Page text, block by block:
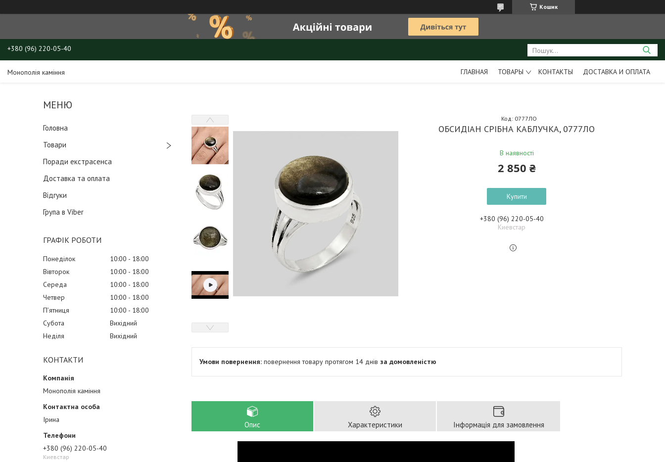
Кошик
+380 (96) 220-05-40
Монополія каміння ГЛАВНАЯ ТОВАРЫ КОНТАКТЫ ДОСТАВКА И ОПЛАТА
Головна
Товари
Поради екстрасенса
Доставка та оплата
Відгуки
Група в Viber
ГРАФІК РОБОТИ
Понеділок 10:00
18:00
Вівторок
10:00
18:00
Середа
10:00
18:00
Четвер
10:00
18:00
Пʼятниця
10:00
18:00
Субота
Вихідний
Неділя
Вихідний
КОНТАКТИ
Монополія каміння
Ірина
+380 (96) 220-05-40
Киевстар
ОБСИДІАН СРІБНА КАБЛУЧКА, 0777ЛО
В наявності
Код: 0777ЛО
2 850 ₴
Купити
+380 (96) 220-05-40
Киевстар
повернення товару протягом 14 днів за домовленістю
Опис Характеристики Інформація для замовлення